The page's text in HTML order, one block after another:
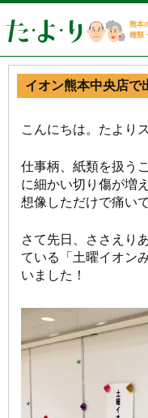
熊本
種類
イオン熊本中央店で
こんにちは。たより
仕事柄、紙類を扱う
に細かい切り傷が増
想像しただけで痛い
さて先日、ささえり
ている「土曜イオン
いました！